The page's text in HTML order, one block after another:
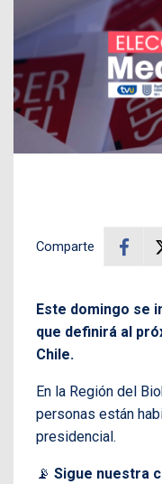
Comparte
Este domingo se
que definirá al
Chile.
En la Región del
personas están
presidencial.
📡 Sigue nuestra